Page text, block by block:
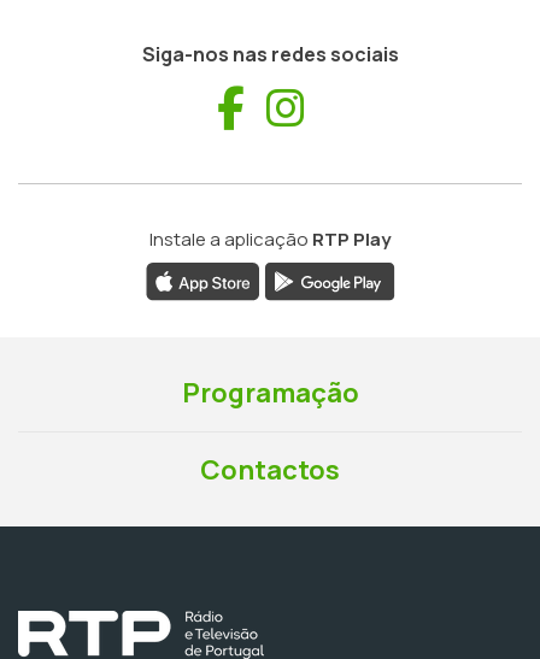
Siga-nos nas redes sociais
Facebook
Instale a aplicação RTP Play
Programação
Contactos